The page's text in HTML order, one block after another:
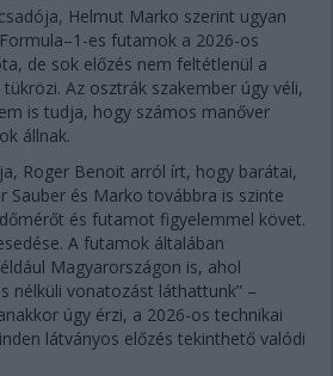
Helmut Marko szerint ugyan
es futamok a 2026-os
de sok előzés nem feltétlenül a
Az osztrák szakember úgy véli,
is tudja, hogy számos manőver
állnak.
Roger Benoit arról írt, hogy barátai,
Sauber és Marko továbbra is szinte
és futamot figyelemmel követ.
A futamok általában
Magyarországon is, ahol
nélküli vonatozást láthattunk” –
úgy érzi, a 2026-os technikai
látványos előzés tekinthető valódi